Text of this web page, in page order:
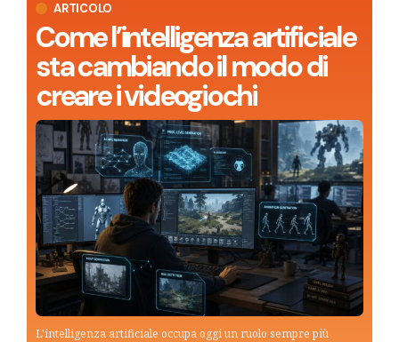
ARTICOLO
Come l’intelligenza artificiale
sta cambiando il modo di
creare i videogiochi
L'intelligenza artificiale occupa oggi un ruolo sempre più